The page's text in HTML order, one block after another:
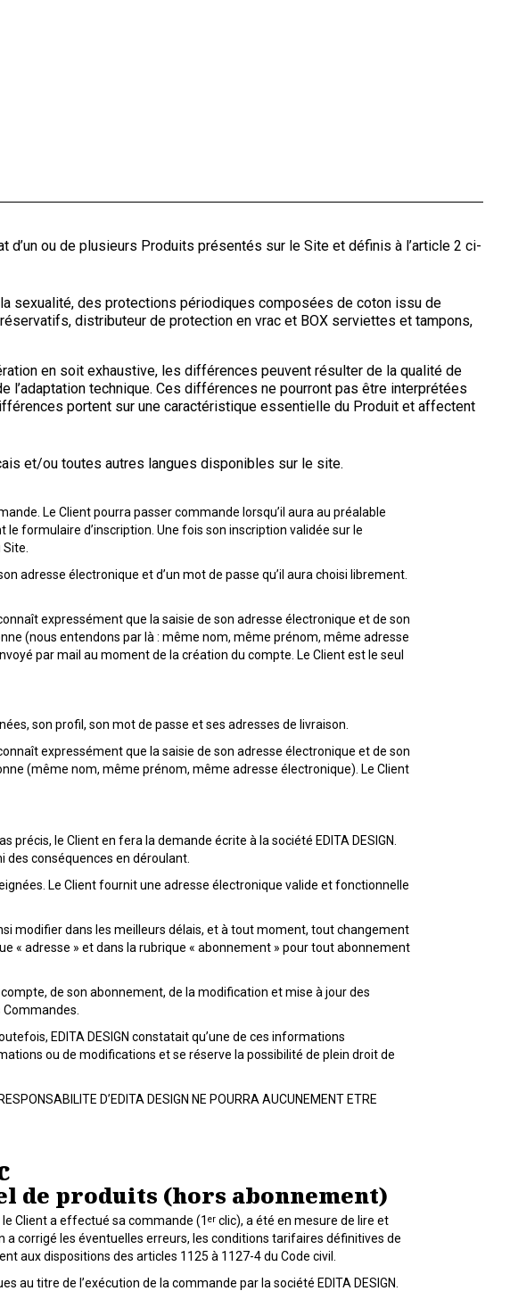
ou de plusieurs Produits présentés sur le Site et définis à l’article 2 ci-
sexualité, des protections périodiques composées de coton issu de
distributeur de protection en vrac et BOX serviettes et tampons,
en soit exhaustive, les différences peuvent résulter de la qualité de
l’adaptation technique. Ces différences ne pourront pas être interprétées
portent sur une caractéristique essentielle du Produit et affectent
et/ou toutes autres langues disponibles sur le site.
Le Client pourra passer commande lorsqu’il aura au préalable
formulaire d’inscription. Une fois son inscription validée sur le
adresse électronique et d’un mot de passe qu’il aura choisi librement.
expressément que la saisie de son adresse électronique et de son
(nous entendons par là : même nom, même prénom, même adresse
par mail au moment de la création du compte. Le Client est le seul
son profil, son mot de passe et ses adresses de livraison.
expressément que la saisie de son adresse électronique et de son
(même nom, même prénom, même adresse électronique). Le Client
le Client en fera la demande écrite à la société EDITA DESIGN.
des conséquences en déroulant.
Le Client fournit une adresse électronique valide et fonctionnelle
modifier dans les meilleurs délais, et à tout moment, tout changement
« adresse » et dans la rubrique « abonnement » pour tout abonnement
de son abonnement, de la modification et mise à jour des
EDITA DESIGN constatait qu’une de ces informations
ou de modifications et se réserve la possibilité de plein droit de
D’EDITA DESIGN NE POURRA AUCUNEMENT ETRE
de produits (hors abonnement)
Client a effectué sa commande (1 er clic), a été en mesure de lire et
a corrigé les éventuelles erreurs, les conditions tarifaires définitives de
aux dispositions des articles 1125 à 1127-4 du Code civil.
titre de l’exécution de la commande par la société EDITA DESIGN.